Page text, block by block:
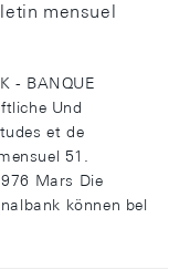
mensuel
- BANQUE
Und
et de
51.
Mars Die
können bel